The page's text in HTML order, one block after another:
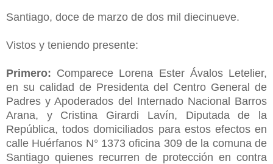
Santiago, doce de marzo de dos mil diecinueve.
Vistos y teniendo presente:
Primero: Comparece Lorena Ester Ávalos Letelier,
en su calidad de Presidenta del Centro General de
Padres y Apoderados del Internado Nacional Barros
Arana, y Cristina Girardi Lavín, Diputada de la
República, todos domiciliados para estos efectos en
calle Huérfanos N° 1373 oficina 309 de la comuna de
Santiago quienes recurren de protección en contra